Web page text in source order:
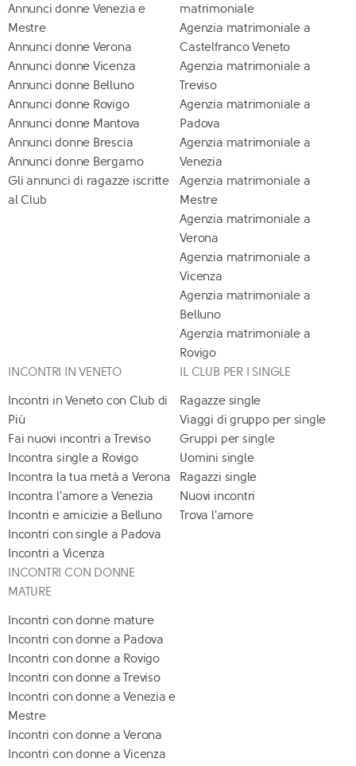
Annunci donne Venezia e
Mestre
Annunci donne Verona
Annunci donne Vicenza
Annunci donne Belluno
Annunci donne Rovigo
Annunci donne Mantova
Annunci donne Brescia
Annunci donne Bergamo
Gli annunci di ragazze iscritte
al Club
matrimoniale
Agenzia matrimoniale a
Castelfranco Veneto
Agenzia matrimoniale a
Treviso
Agenzia matrimoniale a
Padova
Agenzia matrimoniale a
Venezia
Agenzia matrimoniale a
Mestre
Agenzia matrimoniale a
Verona
Agenzia matrimoniale a
Vicenza
Agenzia matrimoniale a
Belluno
Agenzia matrimoniale a
Rovigo
INCONTRI IN VENETO
Incontri in Veneto con Club di
Più
Fai nuovi incontri a Treviso
Incontra single a Rovigo
Incontra la tua metà a Verona
Incontra l'amore a Venezia
Incontri e amicizie a Belluno
Incontri con single a Padova
Incontri a Vicenza
IL CLUB PER I SINGLE
Ragazze single
Viaggi di gruppo per single
Gruppi per single
Uomini single
Ragazzi single
Nuovi incontri
Trova l'amore
INCONTRI CON DONNE
MATURE
Incontri con donne mature
Incontri con donne a Padova
Incontri con donne a Rovigo
Incontri con donne a Treviso
Incontri con donne a Venezia e
Mestre
Incontri con donne a Verona
Incontri con donne a Vicenza